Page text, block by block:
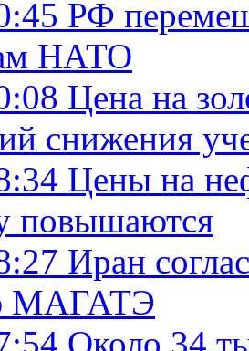
РФ
НАТО
Цена на
снижения
Цены на
повышаются
Иран
МАГАТЭ
Около 34